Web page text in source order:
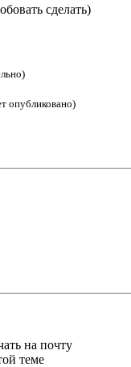
сделать)
опубликовано)
на почту
теме